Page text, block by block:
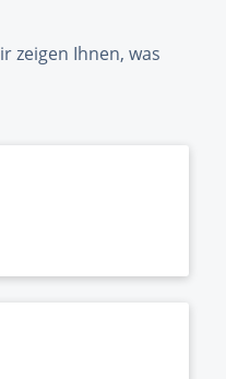
zeigen Ihnen, was